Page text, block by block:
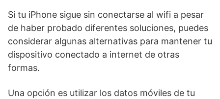
Si tu iPhone sigue sin conectarse al wifi a​ pesar
de haber probado diferentes soluciones, puedes
considerar algunas alternativas para mantener‍ tu
dispositivo ‍conectado a internet de otras
formas.
Una ⁣opción es utilizar ⁢los datos móviles⁤ de tu